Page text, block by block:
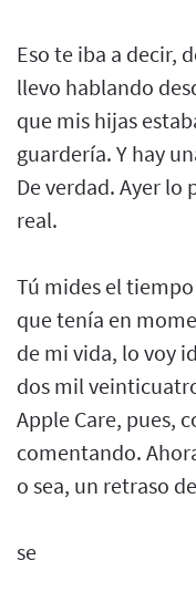
Eso te iba a decir,
llevo hablando
que mis hijas
guardería. Y hay
De verdad. Ayer lo
real.
Tú mides el
que tenía en
de mi vida, lo voy
dos mil
Apple Care, pues,
comentando.
o sea, un retraso
se